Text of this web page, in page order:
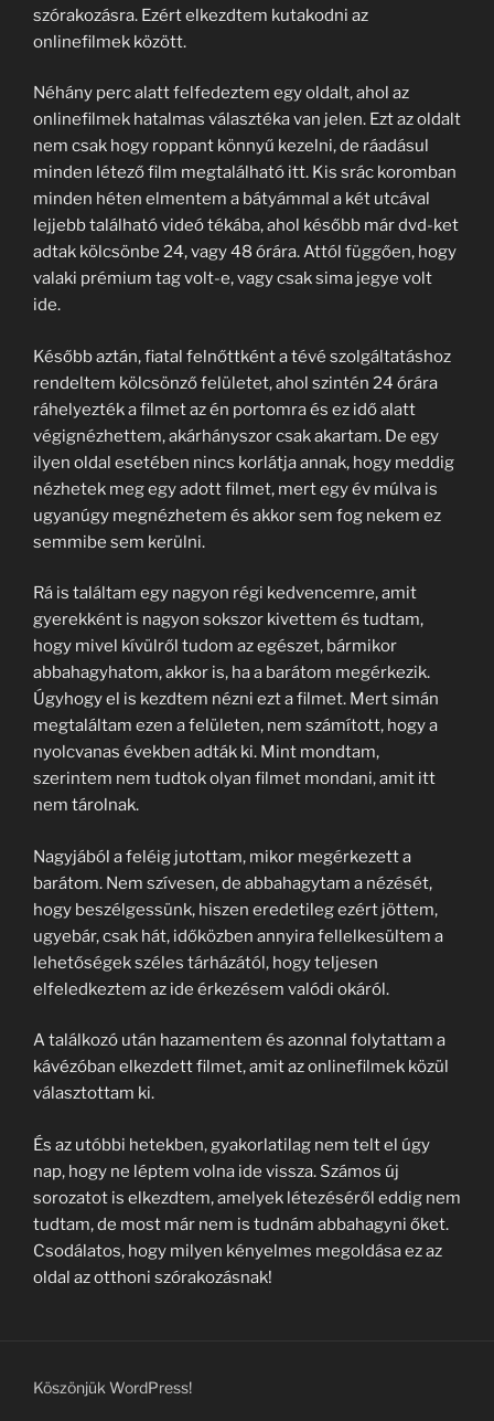
szórakozásra. Ezért elkezdtem kutakodni az
onlinefilmek között.
Néhány perc alatt felfedeztem egy oldalt, ahol az
onlinefilmek hatalmas választéka van jelen. Ezt az oldalt
nem csak hogy roppant könnyű kezelni, de ráadásul
minden létező film megtalálható itt. Kis srác koromban
minden héten elmentem a bátyámmal a két utcával
lejjebb található videó tékába, ahol később már dvd-ket
adtak kölcsönbe 24, vagy 48 órára. Attól függően, hogy
valaki prémium tag volt-e, vagy csak sima jegye volt
ide.
Később aztán, fiatal felnőttként a tévé szolgáltatáshoz
rendeltem kölcsönző felületet, ahol szintén 24 órára
ráhelyezték a filmet az én portomra és ez idő alatt
végignézhettem, akárhányszor csak akartam. De egy
ilyen oldal esetében nincs korlátja annak, hogy meddig
nézhetek meg egy adott filmet, mert egy év múlva is
ugyanúgy megnézhetem és akkor sem fog nekem ez
semmibe sem kerülni.
Rá is találtam egy nagyon régi kedvencemre, amit
gyerekként is nagyon sokszor kivettem és tudtam,
hogy mivel kívülről tudom az egészet, bármikor
abbahagyhatom, akkor is, ha a barátom megérkezik.
Úgyhogy el is kezdtem nézni ezt a filmet. Mert simán
megtaláltam ezen a felületen, nem számított, hogy a
nyolcvanas években adták ki. Mint mondtam,
szerintem nem tudtok olyan filmet mondani, amit itt
nem tárolnak.
Nagyjából a feléig jutottam, mikor megérkezett a
barátom. Nem szívesen, de abbahagytam a nézését,
hogy beszélgessünk, hiszen eredetileg ezért jöttem,
ugyebár, csak hát, időközben annyira fellelkesültem a
lehetőségek széles tárházától, hogy teljesen
elfeledkeztem az ide érkezésem valódi okáról.
A találkozó után hazamentem és azonnal folytattam a
kávézóban elkezdett filmet, amit az onlinefilmek közül
választottam ki.
És az utóbbi hetekben, gyakorlatilag nem telt el úgy
nap, hogy ne léptem volna ide vissza. Számos új
sorozatot is elkezdtem, amelyek létezéséről eddig nem
tudtam, de most már nem is tudnám abbahagyni őket.
Csodálatos, hogy milyen kényelmes megoldása ez az
oldal az otthoni szórakozásnak!
Köszönjük WordPress!